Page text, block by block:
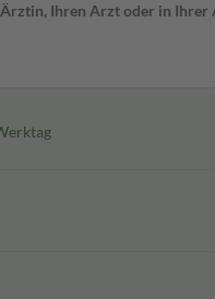
Ihren Arzt oder in Ihrer